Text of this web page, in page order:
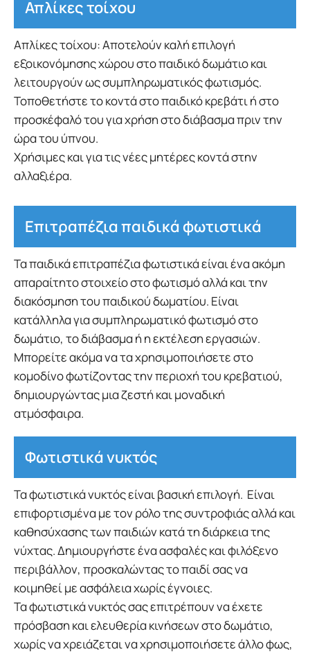
Απλίκες τοίχου
Απλίκες τοίχου: Αποτελούν καλή επιλογή
εξοικονόμησης χώρου στο παιδικό δωμάτιο και
λειτουργούν ως συμπληρωματικός φωτισμός.
Τοποθετήστε το κοντά στο παιδικό κρεβάτι ή στο
προσκέφαλό του για χρήση στο διάβασμα πριν την
ώρα του ύπνου.
Χρήσιμες και για τις νέες μητέρες κοντά στην
αλλαξιέρα.
Επιτραπέζια παιδικά φωτιστικά
Τα παιδικά επιτραπέζια φωτιστικά είναι ένα ακόμη
απαραίτητο στοιχείο στο φωτισμό αλλά και την
διακόσμηση του παιδικού δωματίου. Είναι
κατάλληλα για συμπληρωματικό φωτισμό στο
δωμάτιο, το διάβασμα ή η εκτέλεση εργασιών.
Μπορείτε ακόμα να τα χρησιμοποιήσετε στο
κομοδίνο φωτίζοντας την περιοχή του κρεβατιού,
δημιουργώντας μια ζεστή και μοναδική
ατμόσφαιρα.
Φωτιστικά νυκτός
Τα φωτιστικά νυκτός είναι βασική επιλογή. Είναι
επιφορτισμένα με τον ρόλο της συντροφιάς αλλά και
καθησύχασης των παιδιών κατά τη διάρκεια της
νύχτας. Δημιουργήστε ένα ασφαλές και φιλόξενο
περιβάλλον, προσκαλώντας το παιδί σας να
κοιμηθεί με ασφάλεια χωρίς έγνοιες.
Τα φωτιστικά νυκτός σας επιτρέπουν να έχετε
πρόσβαση και ελευθερία κινήσεων στο δωμάτιο,
χωρίς να χρειάζεται να χρησιμοποιήσετε άλλο φως,